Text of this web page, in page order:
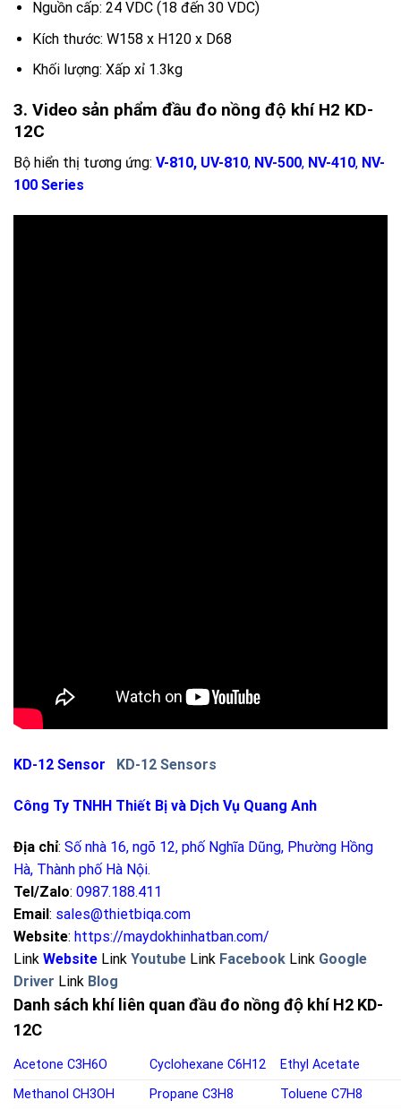
Nguồn cấp: 24 VDC (18 đến 30 VDC)
Kích thước: W158 x H120 x D68
Khối lượng: Xấp xỉ 1.3kg
3. Video sản phẩm đầu đo nồng độ khí H2 KD-
12C
Bộ hiển thị tương ứng: V-810, UV-810, NV-500, NV-410, NV-
100 Series
KD-12 Sensor KD-12 Sensors
Công Ty TNHH Thiết Bị và Dịch Vụ Quang Anh
Địa chỉ: Số nhà 16, ngõ 12, phố Nghĩa Dũng, Phường Hồng
Hà, Thành phố Hà Nội.
Tel/Zalo: 0987.188.411
Email: sales@thietbiqa.com
Website: https://maydokhinhatban.com/
Link Website Link Youtube Link Facebook Link Google
Driver Link Blog
Danh sách khí liên quan đầu đo nồng độ khí H2 KD-
12C
Acetone C3H6O Cyclohexane C6H12
Ethyl Acetate
Methanol CH3OH Propane C3H8 Toluene C7H8